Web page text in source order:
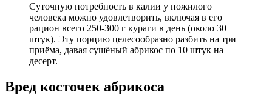
Суточную потребность в калии у пожилого
человека можно удовлетворить, включая в его
рацион всего 250-300 г кураги в день (около 30
штук). Эту порцию целесообразно разбить на три
приёма, давая сушёный абрикос по 10 штук на
десерт.
Вред косточек абрикоса